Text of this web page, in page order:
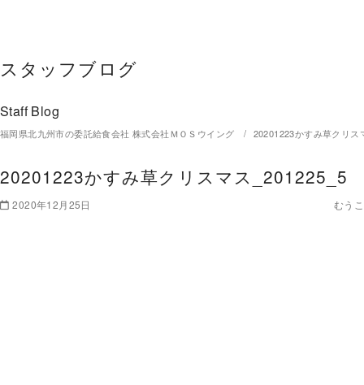
スタッフブログ
Staff Blog
福岡県北九州市の委託給食会社 株式会社ＭＯＳウイング 20201223かすみ草クリス
20201223かすみ草クリスマス_201225_5
2020年12月25日 むうこ